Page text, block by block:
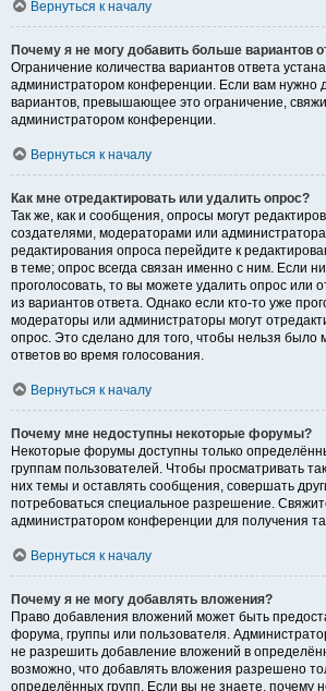
Вернуться к началу
Почему я не могу добавить больше вариантов
Ограничение количества вариантов ответа
администратором конференции. Если вам нужно
вариантов, превышающее это ограничение,
администратором конференции.
Вернуться к началу
Как мне отредактировать или удалить опрос?
Так же, как и сообщения, опросы могут
создателями, модераторами или
редактирования опроса перейдите к
в теме; опрос всегда связан именно с ним. Если
проголосовать, то вы можете удалить опрос или
из вариантов ответа. Однако если кто-то уже
модераторы или администраторы могут
опрос. Это сделано для того, чтобы нельзя было
ответов во время голосования.
Вернуться к началу
Почему мне недоступны некоторые форумы?
Некоторые форумы доступны только
группам пользователей. Чтобы просматривать
них темы и оставлять сообщения, совершать
потребоваться специальное разрешение.
администратором конференции для получения
Вернуться к началу
Почему я не могу добавлять вложения?
Право добавления вложений может быть
форума, группы или пользователя.
не разрешить добавление вложений в
возможно, что добавлять вложения разрешено
определённых групп. Если вы не знаете, почему